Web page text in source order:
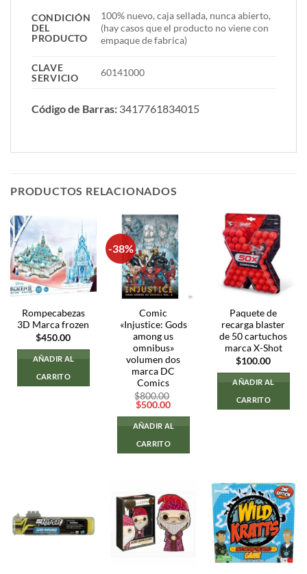
CONDICIÓN
DEL
PRODUCTO
100% nuevo, caja sellada, nunca abierto,
(hay casos que el producto no viene con
empaque de fabrica)
CLAVE
SERVICIO
60141000
Código de Barras: 3417761834015
PRODUCTOS RELACIONADOS
Rompecabezas
3D Marca frozen
$450.00
AÑADIR AL
CARRITO
-38%
Comic
«Injustice: Gods
among us
omnibus»
volumen dos
marca DC
Comics
$800.00
El
precio
original
era:
$800.00.
$500.00El
actual
es:
AÑADIR AL
CARRITO
Paquete de
recarga blaster
de 50 cartuchos
marca X-Shot
$100.00
AÑADIR AL
CARRITO